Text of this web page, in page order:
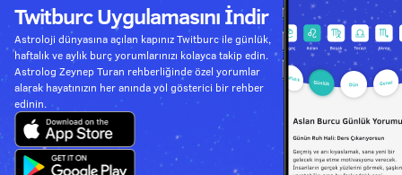
Twitburc Uygulamasını İndir
Astroloji dünyasına açılan kapınız Twitburc ile günlük,
haftalık ve aylık burç yorumlarınızı kolayca takip edin.
Astrolog Zeynep Turan rehberliğinde özel yorumlar
alarak hayatınızın her anında yol gösterici bir rehber
edinin.